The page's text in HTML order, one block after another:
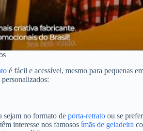
é fácil e acessível, mesmo para pequenas
sejam no formato de porta-retrato ou se
interesse nos famosos ímãs de geladeira